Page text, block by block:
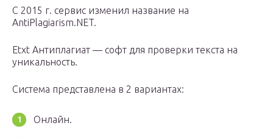
С 2015 г. сервис изменил название на
AntiPlagiarism.NET.
Etxt Антиплагиат — софт для проверки текста на
уникальность.
Система представлена в 2 вариантах:
Онлайн.